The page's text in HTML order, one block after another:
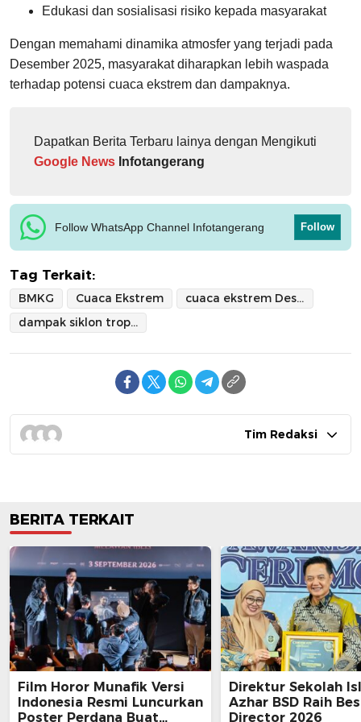
Edukasi dan sosialisasi risiko kepada masyarakat
Dengan memahami dinamika atmosfer yang terjadi pada
Desember 2025, masyarakat diharapkan lebih waspada
terhadap potensi cuaca ekstrem dan dampaknya.
Dapatkan Berita Terbaru lainya dengan Mengikuti
Google News Infotangerang
Follow WhatsApp Channel Infotangerang Follow
Tag Terkait:
BMKG Cuaca Ekstrem
cuaca ekstrem Desember
dampak siklon tropis
Tim Redaksi
BERITA TERKAIT
Film Horor Munafik Versi
Indonesia Resmi Luncurkan
Poster Perdana Buat
Direktur Sekolah
Azhar BSD Raih
Director 2026